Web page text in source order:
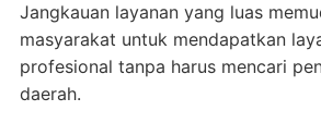
Jangkauan layanan yang luas
masyarakat untuk mendapatkan
profesional tanpa harus mencari
daerah.